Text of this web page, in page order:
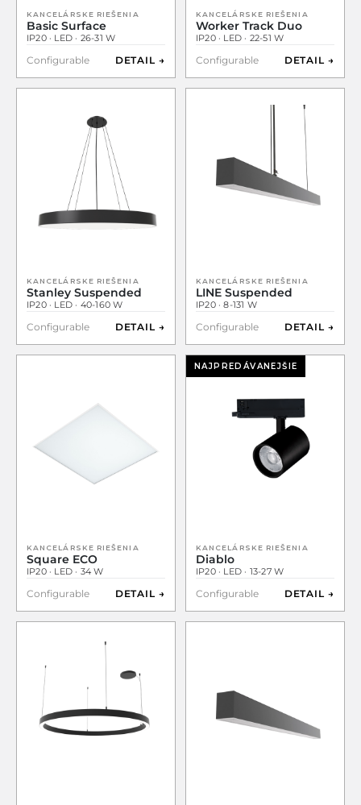
KANCELÁRSKE RIEŠENIA
Basic Surface
IP20 · LED · 26-31 W
Configurable DETAIL →
KANCELÁRSKE RIEŠENIA
Worker Track Duo
IP20 · LED · 22-51 W
Configurable DETAIL →
KANCELÁRSKE RIEŠENIA
Stanley Suspended
IP20 · LED · 40-160 W
Configurable DETAIL →
KANCELÁRSKE RIEŠENIA
LINE Suspended
IP20 · 8-131 W
Configurable DETAIL →
KANCELÁRSKE RIEŠENIA
Square ECO
IP20 · LED · 34 W
Configurable DETAIL →
NAJPREDÁVANEJŠIE
KANCELÁRSKE RIEŠENIA
Diablo
IP20 · LED · 13-27 W
Configurable DETAIL →